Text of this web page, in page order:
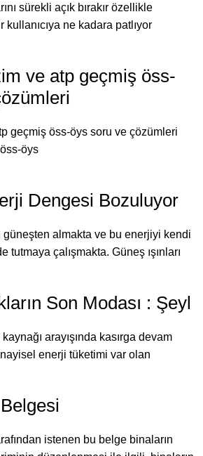
sürekli açık bırakır özellikle
ne kadara patlıyor
ve atp geçmiş öss-
geçmiş öss-öys soru ve çözümleri
öys
Dengesi Bozuluyor
güneşten almakta ve bu enerjiyi kendi
tutmaya çalışmakta. Güneş ışınları
Son Modası : Şeyl
arayışında kasırga devam
enerji tüketimi var olan
istenen bu belge binaların